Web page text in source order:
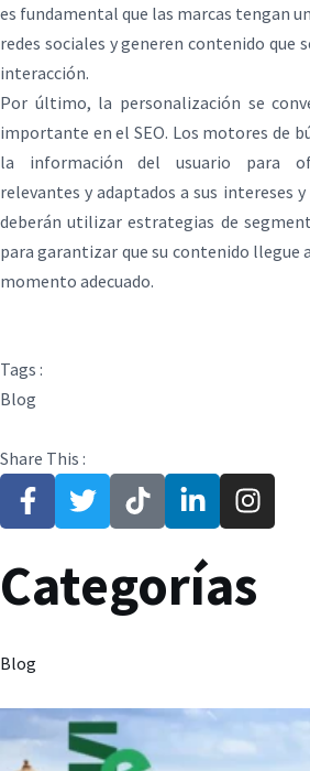
es fundamental que las marcas tengan
redes sociales y generen contenido que
interacción.
Por último, la personalización se
importante en el SEO. Los motores de
la información del usuario para
relevantes y adaptados a sus intereses y
deberán utilizar estrategias de
para garantizar que su contenido llegue
momento adecuado.
Tags :
Blog
Share This :
Categorías
Blog